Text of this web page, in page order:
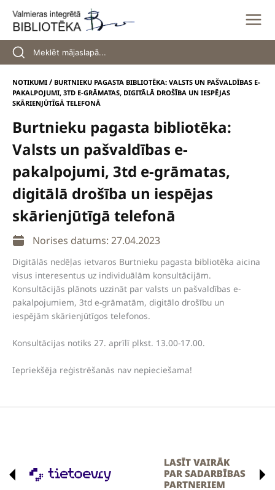
content
NOTIKUMI / BURTNIEKU PAGASTA BIBLIOTĒKA: VALSTS UN PAŠVALDĪBAS E-
PAKALPOJUMI, 3TD E-GRĀMATAS, DIGITĀLĀ DROŠĪBA UN IESPĒJAS
SKĀRIENJŪTĪGĀ TELEFONĀ
Burtnieku pagasta bibliotēka:
Valsts un pašvaldības e-
pakalpojumi, 3td e-grāmatas,
digitālā drošība un iespējas
skārienjūtīgā telefonā
Norises datums: 27.04.2023
Digitālās nedēļas ietvaros Burtnieku pagasta bibliotēka aicina
visus interesentus uz individuālām konsultācijām.
Konsultācijās plānots uzzināt par valsts un pašvaldības e-
pakalpojumiem, 3td e-grāmatām, digitālo drošību un
iespējām skārienjūtīgos telefonos.
Konsultācijas notiks 27. aprīlī plkst. 13.00-17.00.
Iepriekšēja reģistrēšanās nav nepieciešama!